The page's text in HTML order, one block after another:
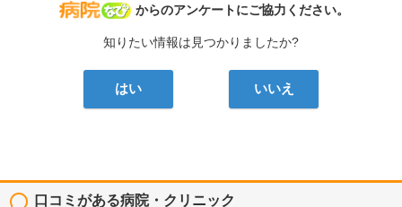
病院なび
からのアンケートにご協力ください。
知りたい情報は見つかりましたか?
はい いいえ
口コミがある病院・クリニック